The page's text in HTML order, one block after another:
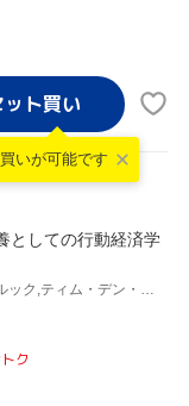
いが可能です
としての行動経済学
ク